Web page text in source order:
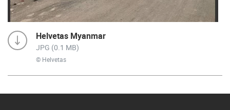
Helvetas Myanmar
JPG (0.1 MB)
© Helvetas